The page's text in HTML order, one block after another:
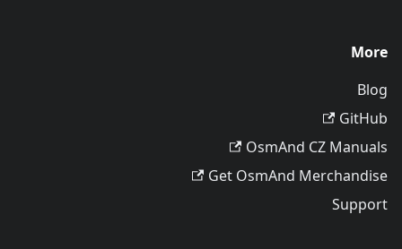
More
Blog
GitHub
OsmAnd CZ Manuals
Get OsmAnd Merchandise
Support